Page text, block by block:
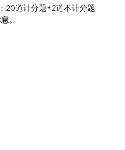
20道计分题+2道不计分题
。